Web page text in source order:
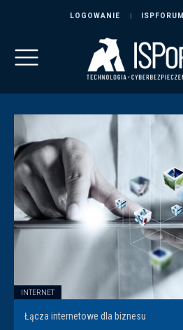
LOGOWANIE ISPFORUM
INTERNET
Łącza internetowe dla biznesu